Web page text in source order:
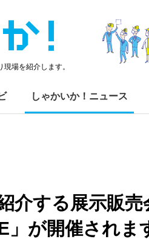
か！
場を紹介します。
しゃかいか！ニュース
介する展示販売
が開催されま